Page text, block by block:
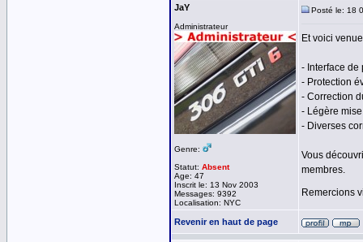
JaY
Administrateur
Genre:
Statut: Absent
Age: 47
Inscrit le: 13 Nov 2003
Messages: 9392
Localisation: NYC
Posté le: 18
Et voici
- Interface de
- Protection
- Correction
- Légère
- Diverses
Vous
membres.
Remercions
Revenir en haut de page